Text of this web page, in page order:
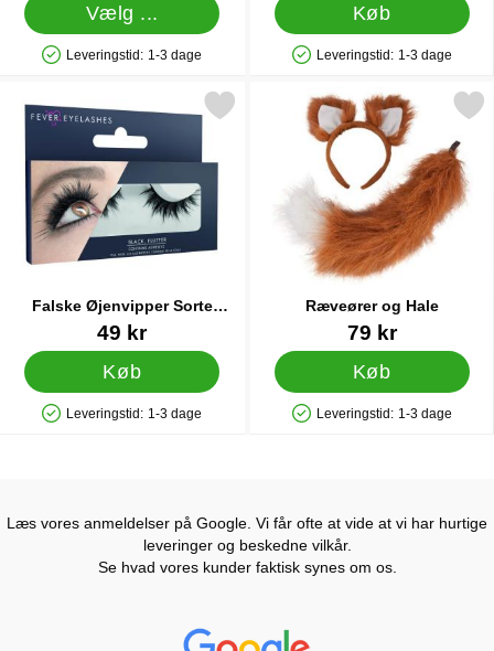
Vælg ...
Produkttilgængelighed: På lager
Leveringstid: 1-3 dage
Køb
Produkttilgængelighed: På lager
Leveringstid: 1-3 dage
Falske Øjenvipper Sorte
Fyldige
Varenr 1864049 kr
Køb
Produkttilgængelighed: På lager
Leveringstid: 1-3 dage
Markér falske Øjenvipper Sorte Fyldige som favorit
Ræveører og Hale
Varenr 1709979 kr
Køb
Produkttilgængelighed: På lager
Leveringstid: 1-3 dage
Markér ræveører og
Læs vores anmeldelser på Google. Vi får ofte at vide at vi har hurtige
leveringer og beskedne vilkår.
Se hvad vores kunder faktisk synes om os.
Prisjakt Anmeldelser: 4.7 Stjerne